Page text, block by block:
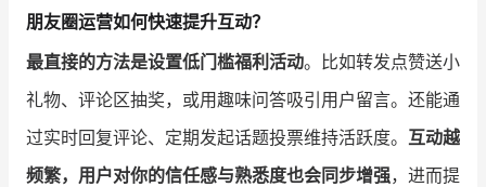
朋友圈运营如何快速提升互动？
最直接的方法是设置低门槛福利活动。比如转发点赞送小
礼物、评论区抽奖，或用趣味问答吸引用户留言。还能通
过实时回复评论、定期发起话题投票维持活跃度。 互动越
频繁，用户对你的信任感与熟悉度也会同步增强，进而提